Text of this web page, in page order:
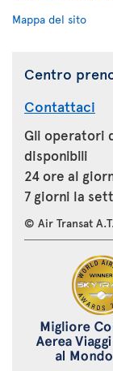
Mappa del sito
Centro
Contattaci
Gli operatori
disponibili
24 ore al
7 giorni la
© Air Transat